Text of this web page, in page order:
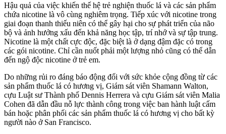
Hậu quả của việc khiến thế hệ trẻ nghiện thuốc lá và các sản phẩm
chứa nicotine là vô cùng nghiêm trọng. Tiếp xúc với nicotine trong
giai đoạn thanh thiếu niên có thể gây hại cho sự phát triển của não
bộ và ảnh hưởng xấu đến khả năng học tập, trí nhớ và sự tập trung.
Nicotine là một chất cực độc, đặc biệt là ở dạng đậm đặc có trong
các gói nicotine. Chỉ cần nuốt phải một lượng nhỏ cũng có thể dẫn
đến ngộ độc nicotine ở trẻ em.
Do những rủi ro đáng báo động đối với sức khỏe cộng đồng từ các
sản phẩm thuốc lá có hương vị, Giám sát viên Shamann Walton,
cựu Luật sư Thành phố Dennis Herrera và cựu Giám sát viên Malia
Cohen đã dẫn đầu nỗ lực thành công trong việc ban hành luật cấm
bán hoặc phân phối các sản phẩm thuốc lá có hương vị cho bất kỳ
người nào ở San Francisco.